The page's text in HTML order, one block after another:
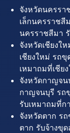
จังหวัดนครรา
เล็กนครราชสี
นครราชสีมา
จังหวัดเชียงใ
เชียงใหม่ รถขุ
เหมาถมที่เชีย
จังหวัดกาญจน
กาญจนบุรี รถ
รับเหมาถมที่ก
จังหวัดตาก ร
ตาก รับจ้างขุ